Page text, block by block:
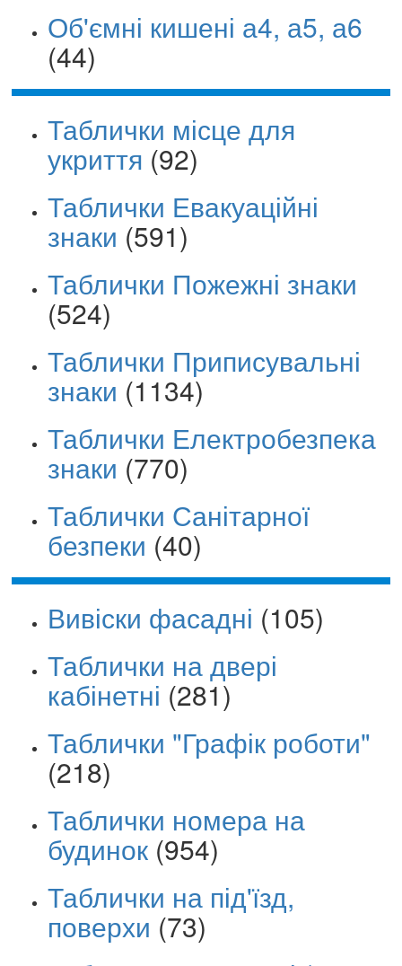
Об'ємні кишені а4, а5, а6
(44)
Таблички місце для
укриття (92)
Таблички Евакуаційні
знаки (591)
Таблички Пожежні знаки
(524)
Таблички Приписувальні
знаки (1134)
Таблички Електробезпека
знаки (770)
Таблички Санітарної
безпеки (40)
Вивіски фасадні (105)
Таблички на двері
кабінетні (281)
Таблички "Графік роботи"
(218)
Таблички номера на
будинок (954)
Таблички на під'їзд,
поверхи (73)